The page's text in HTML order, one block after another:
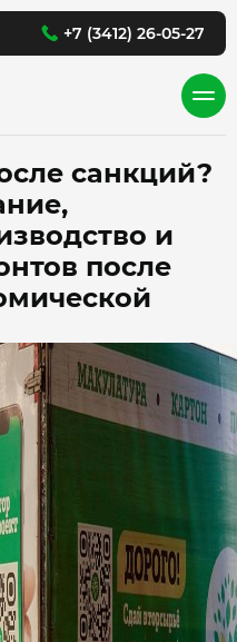
+7 (3412) 26-05-27
санкций?
и
после